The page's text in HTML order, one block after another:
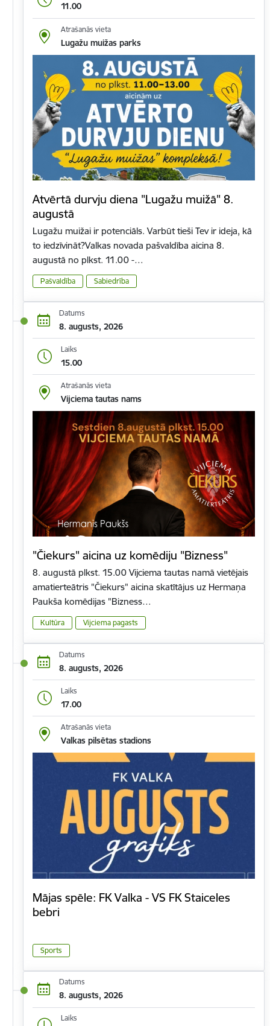
11.00
Atrašanās vieta
Lugažu muižas parks
Atvērtā durvju diena "Lugažu muižā" 8.
augustā
Lugažu muižai ir potenciāls. Varbūt tieši Tev ir ideja, kā
to iedzīvināt?Valkas novada pašvaldība aicina 8.
augustā no plkst. 11.00 -…
Pašvaldība Sabiedrība
Datums
8. augusts, 2026
Laiks
15.00
Atrašanās vieta
Vijciema tautas nams
"Čiekurs" aicina uz komēdiju "Bizness"
8. augustā plkst. 15.00 Vijciema tautas namā vietējais
amatierteātris "Čiekurs" aicina skatītājus uz Hermaņa
Paukša komēdijas "Bizness…
Kultūra Vijciema pagasts
Datums
8. augusts, 2026
Laiks
17.00
Atrašanās vieta
Valkas pilsētas stadions
Mājas spēle: FK Valka - VS FK Staiceles
bebri
Sports
Datums
8. augusts, 2026
Laiks